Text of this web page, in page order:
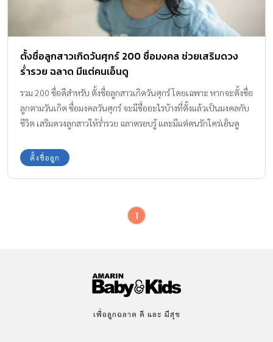
ตั้งชื่อลูกสาวเกิดวันศุกร์ 200 ชื่อมงคล ช่วยเสริมดวง
ร่ำรวย ฉลาด มีแต่คนเอ็นดู
รวม 200 ชื่อดีสำหรับ ตั้งชื่อลูกสาวเกิดวันศุกร์ โดยเฉพาะ หากจะตั้งชื่อ
ลูกตามวันเกิด ชื่อมงคลวันศุกร์ จะมีชื่ออะไรบ้างที่ตั้งแล้วเป็นมงคลกับ
ชีวิต เสริมดวงลูกสาวให้ร่ำรวย ฉลาดรอบรู้ และมีแต่คนรักใคร่เอ็นดู
ตั้งชื่อลูก
1
เพื่อลูกฉลาด ดี และ มีสุข